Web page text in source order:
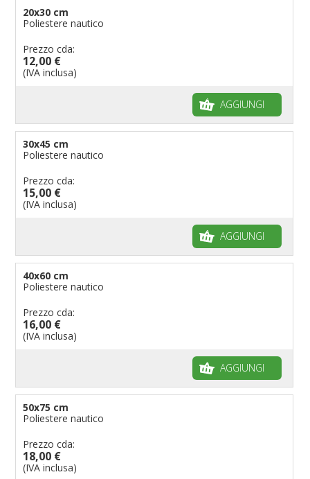
Bandiere per ambasciate
Bandiere per riserve naturali e parchi
Bandiere per musicisti
pennoni per bandiere
20x30 cm
Poliestere nautico
Prezzo cda:
12,00 €
(IVA inclusa)
AGGIUNGI
30x45 cm
Poliestere nautico
Prezzo cda:
15,00 €
(IVA inclusa)
AGGIUNGI
40x60 cm
Poliestere nautico
Prezzo cda:
16,00 €
(IVA inclusa)
AGGIUNGI
50x75 cm
Poliestere nautico
Prezzo cda:
18,00 €
(IVA inclusa)